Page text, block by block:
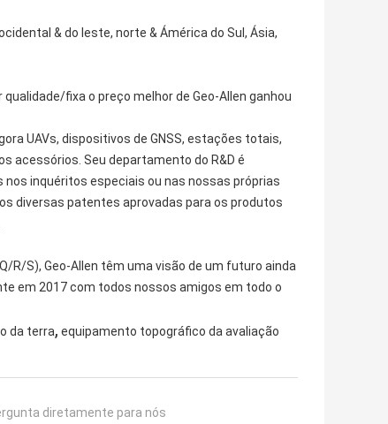
& do leste, norte & Ámérica do Sul, Ásia,
fixa o preço melhor de Geo-Allen ganhou
UAVs, dispositivos de GNSS, estações totais,
acessórios. Seu departamento do R&D é
inquéritos especiais ou nas nossas próprias
diversas patentes aprovadas para os produtos
R/S), Geo-Allen têm uma visão de um futuro ainda
em 2017 com todos nossos amigos em todo o
da terra, equipamento topográfico da avaliação
diretamente para nós